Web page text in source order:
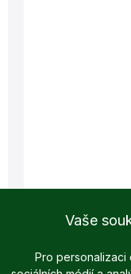
Vaše
Pro personalizaci